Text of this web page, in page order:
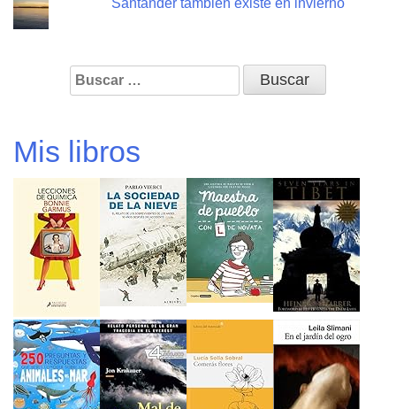
Santander también existe en invierno
Buscar:
Mis libros